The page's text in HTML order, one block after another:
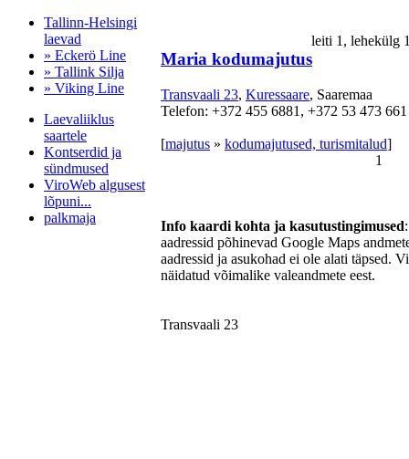
Tallinn-Helsingi
laevad
» Eckerö Line
» Tallink Silja
» Viking Line
Laevaliiklus
saartele
Kontserdid ja
sündmused
ViroWeb algusest
lõpuni...
palkmaja
leiti 1,
Maria kodumajutus
Transvaali 23, Kuressaare, Saaremaa
Telefon: +372 455 6881, +372 53 473 661
[majutus » kodumajutused, turismitalud]
1
Info kaardi kohta ja kasutustingimused
aadressid põhinevad Google Maps
aadressid ja asukohad ei ole alati täpsed.
näidatud võimalike valeandmete eest.
Transvaali 23